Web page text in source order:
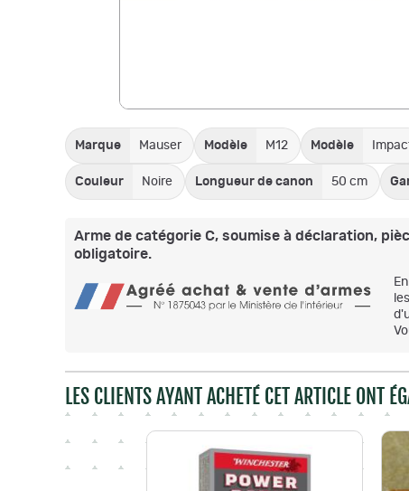
Marque Mauser Modèle M12 Modèle
Couleur Noire Longueur de canon 50 cm
Arme de catégorie C, soumise à déclaration,
obligatoire.
LES CLIENTS AYANT ACHETÉ CET ARTICLE ONT